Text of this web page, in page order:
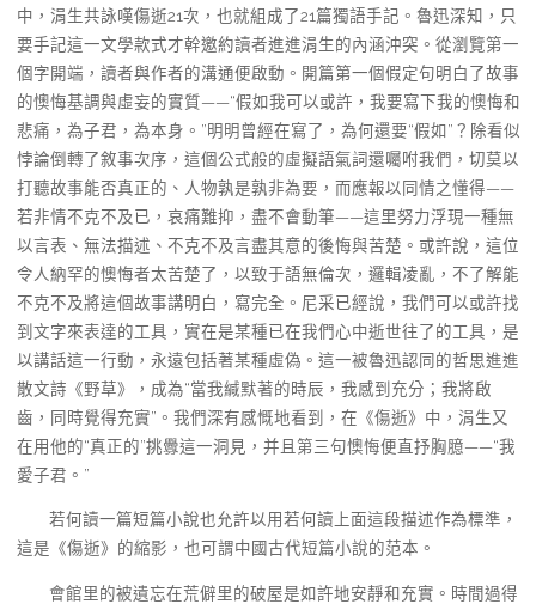
中，涓生共詠嘆傷逝21次，也就組成了21篇獨語手記。魯迅深知，只
要手記這一文學款式才幹邀約讀者進進涓生的內涵沖突。從瀏覽第一
個字開端，讀者與作者的溝通便啟動。開篇第一個假定句明白了故事
的懊悔基調與虛妄的實質——“假如我可以或許，我要寫下我的懊悔和
悲痛，為子君，為本身。”明明曾經在寫了，為何還要“假如”？除看似
悖論倒轉了敘事次序，這個公式般的虛擬語氣詞還囑咐我們，切莫以
打聽故事能否真正的、人物孰是孰非為要，而應報以同情之懂得——
若非情不克不及已，哀痛難抑，盡不會動筆——這里努力浮現一種無
以言表、無法描述、不克不及言盡其意的後悔與苦楚。或許說，這位
令人納罕的懊悔者太苦楚了，以致于語無倫次，邏輯凌亂，不了解能
不克不及將這個故事講明白，寫完全。尼采已經說，我們可以或許找
到文字來表達的工具，實在是某種已在我們心中逝世往了的工具，是
以講話這一行動，永遠包括著某種虛偽。這一被魯迅認同的哲思進進
散文詩《野草》，成為“當我緘默著的時辰，我感到充分；我將啟
齒，同時覺得充實”。我們深有感慨地看到，在《傷逝》中，涓生又
在用他的“真正的”挑釁這一洞見，并且第三句懊悔便直抒胸臆——“我
愛子君。”
若何讀一篇短篇小說也允許以用若何讀上面這段描述作為標準，
這是《傷逝》的縮影，也可謂中國古代短篇小說的范本。
會館里的被遺忘在荒僻里的破屋是如許地安靜和充實。時間過得